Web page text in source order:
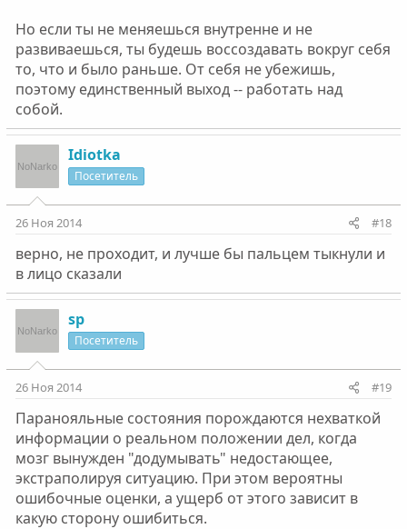
Но если ты не меняешься внутренне и не
развиваешься, ты будешь воссоздавать вокруг себя
то, что и было раньше. От себя не убежишь,
поэтому единственный выход -- работать над
собой.
Idiotka
Посетитель
26 Ноя 2014 #18
верно, не проходит, и лучше бы пальцем тыкнули и
в лицо сказали
sp
Посетитель
26 Ноя 2014 #19
Паранояльные состояния порождаются нехваткой
информации о реальном положении дел, когда
мозг вынужден "додумывать" недостающее,
экстраполируя ситуацию. При этом вероятны
ошибочные оценки, а ущерб от этого зависит в
какую сторону ошибиться.